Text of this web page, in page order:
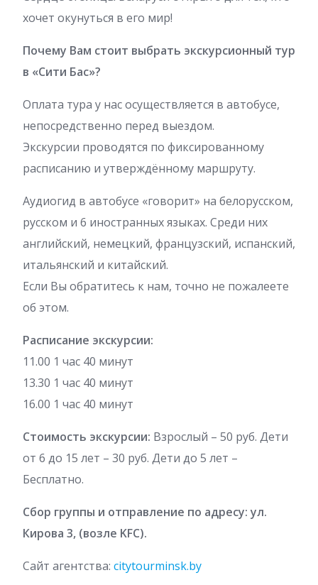
хочет окунуться в его мир!
Почему Вам стоит выбрать экскурсионный тур
в «Сити Бас»?
Оплата тура у нас осуществляется в автобусе,
непосредственно перед выездом.
Экскурсии проводятся по фиксированному
расписанию и утверждённому маршруту.
Аудиогид в автобусе «говорит» на белорусском,
русском и 6 иностранных языках. Среди них
английский, немецкий, французский, испанский,
итальянский и китайский.
Если Вы обратитесь к нам, точно не пожалеете
об этом.
Расписание экскурсии:
11.00 1 час 40 минут
13.30 1 час 40 минут
16.00 1 час 40 минут
Стоимость экскурсии: Взрослый – 50 руб. Дети
от 6 до 15 лет – 30 руб. Дети до 5 лет –
Бесплатно.
Сбор группы и отправление по адресу: ул.
Кирова 3, (возле KFC).
Сайт агентства: citytourminsk.by